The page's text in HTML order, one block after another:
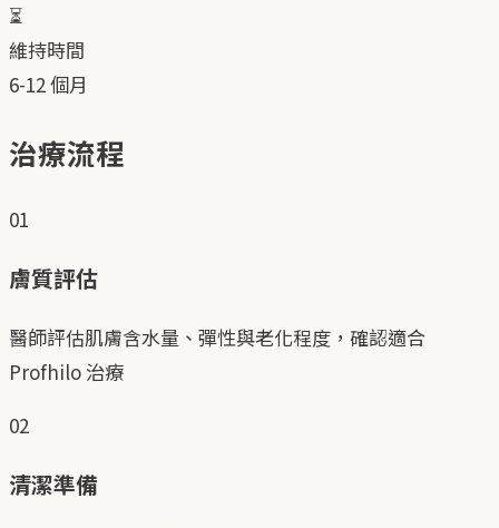
⏳
維持時間
6-12 個月
治療流程
01
膚質評估
醫師評估肌膚含水量、彈性與老化程度，確認適合
Profhilo 治療
02
清潔準備